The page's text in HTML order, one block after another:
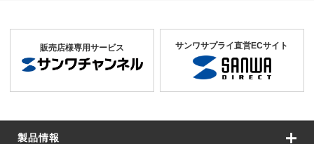
販売店様専用サービス サンワサプライ直営ECサイト
製品情報